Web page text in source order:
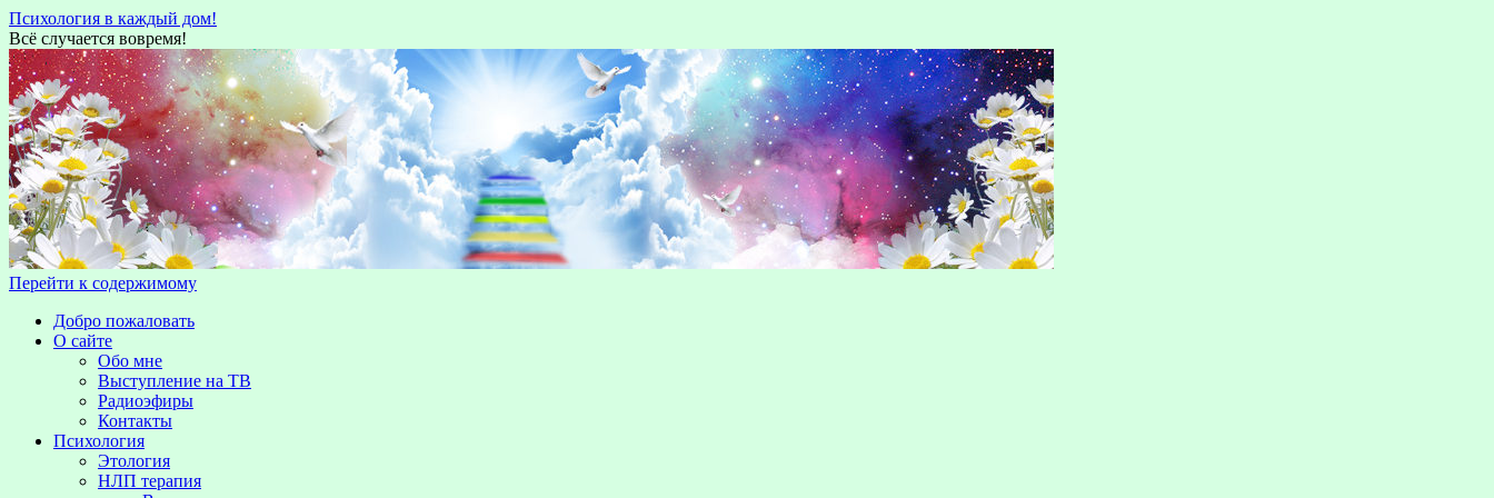
Психология в каждый дом!
Всё случается вовремя!
Перейти к содержимому
Добро пожаловать
О сайте
Обо мне
Выступление на TВ
Радиоэфиры
Контакты
Психология
Этология
НЛП терапия